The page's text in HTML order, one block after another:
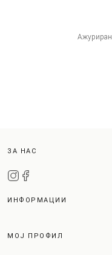
ЗА НАС
ИНФОРМАЦИИ
МОЈ ПРОФИЛ